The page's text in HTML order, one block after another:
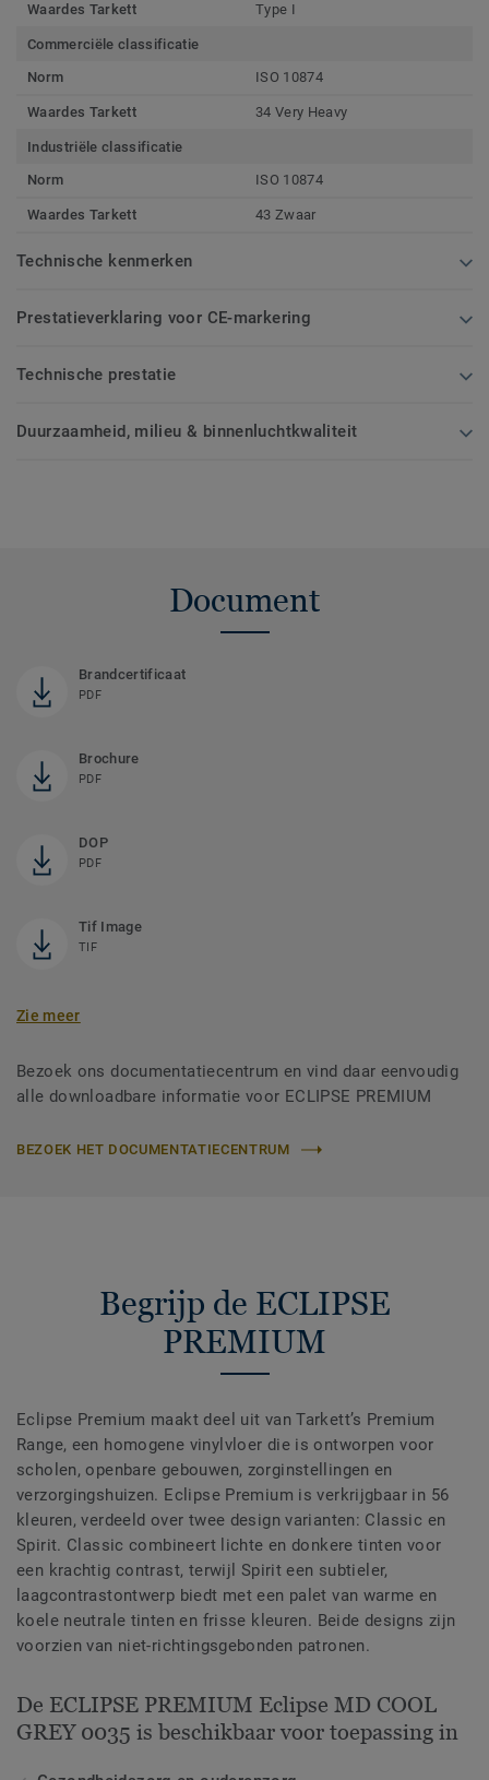
Waardes Tarkett Type I
Commerciële classificatie
Norm
ISO 10874
Waardes Tarkett 34 Very Heavy
Industriële classificatie
Norm
ISO 10874
Waardes Tarkett 43 Zwaar
Technische kenmerken
Prestatieverklaring voor CE-markering
Technische prestatie
Duurzaamheid, milieu & binnenluchtkwaliteit
Document
Brandcertificaat
PDF
Brochure
PDF
DOP
PDF
Tif Image
TIF
Zie meer
Bezoek ons documentatiecentrum en vind daar eenvoudig
alle downloadbare informatie voor ECLIPSE PREMIUM
BEZOEK HET DOCUMENTATIECENTRUM
Begrijp de ECLIPSE
PREMIUM
Eclipse Premium maakt deel uit van Tarkett’s Premium
Range, een homogene vinylvloer die is ontworpen voor
scholen, openbare gebouwen, zorginstellingen en
verzorgingshuizen. Eclipse Premium is verkrijgbaar in 56
kleuren, verdeeld over twee design varianten: Classic en
Spirit. Classic combineert lichte en donkere tinten voor
een krachtig contrast, terwijl Spirit een subtieler,
laagcontrastontwerp biedt met een palet van warme en
koele neutrale tinten en frisse kleuren. Beide designs zijn
voorzien van niet-richtingsgebonden patronen.
De ECLIPSE PREMIUM Eclipse MD COOL
GREY 0035 is beschikbaar voor toepassing in